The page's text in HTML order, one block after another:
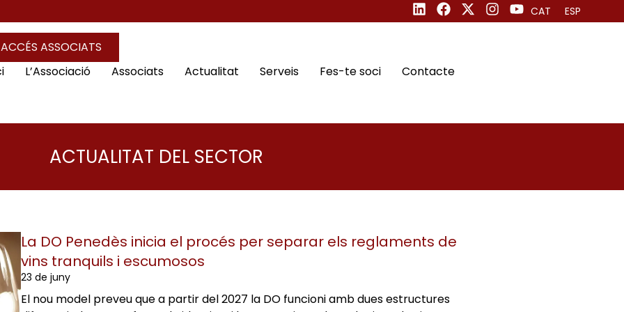
CAT ESP
ACCÉS ASSOCIATS
L’Associació Associats Actualitat Serveis Fes-te soci Contacte
ACTUALITAT DEL SECTOR
La DO Penedès inicia el procés per separar els reglaments de
vins tranquils i escumosos
23 de juny
El nou model preveu que a partir del 2027 la DO funcioni amb dues estructures